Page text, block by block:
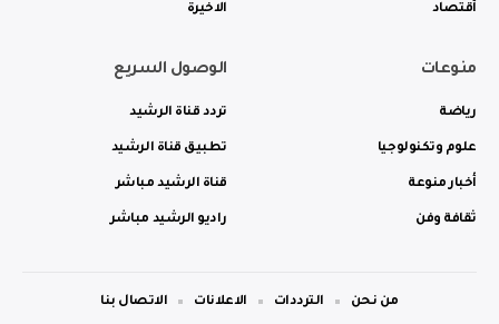
أقتصاد الاخيرة
منوعات
رياضة
علوم وتكنولوجيا
أخبار منوعة
ثقافة وفن
الوصول السريع
تردد قناة الرشيد
تطبيق قناة الرشيد
قناة الرشيد مباشر
راديو الرشيد مباشر
من نحن الترددات الاعلانات الاتصال بنا